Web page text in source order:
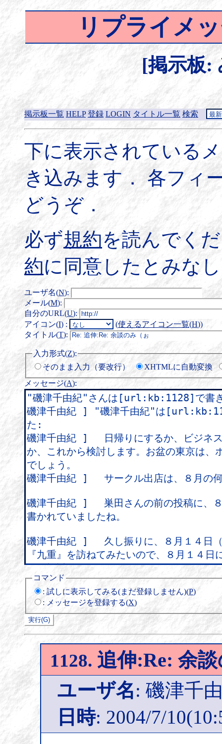
リプライメ
[掲示板:
掲示板一覧 HELP 登録 LOGIN タイトル一覧 検索
下に表示されている
き込みます． 各フィ
どうぞ．
必ず規約を読んでく
約に同意したとみな
ユーザ名(N):
メール(M):
自分のURL(U):
アイコン(I) : (使えるアイコン一覧(H))
タイトル(T):
入力形式(Z):
そのまま入力（要改行）
XHTMLに自動変換
メッセージ(A):
コマンド
: 試しに表示してみる(まだ登録しません)(P)
: メッセージを登録する(X)
1128. 追伸:Re: 余
ユーザ名: 磯津千
日時: 2004/7/